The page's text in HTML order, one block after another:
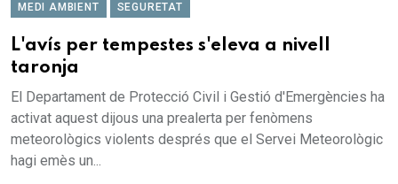
MEDI AMBIENT SEGURETAT
L'avís per tempestes s'eleva a nivell
taronja
El Departament de Protecció Civil i Gestió d'Emergències ha
activat aquest dijous una prealerta per fenòmens
meteorològics violents després que el Servei Meteorològic
hagi emès un...